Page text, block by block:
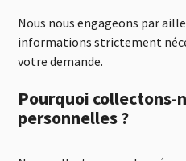
Nous nous engageons par
informations strictement
votre demande.
Pourquoi collectons-
personnelles ?